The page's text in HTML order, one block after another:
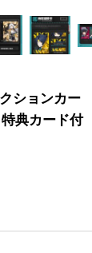
ションカー
典カード付